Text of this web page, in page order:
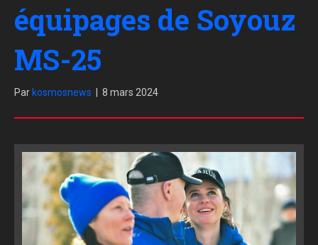
équipages de Soyouz
MS-25
Par kosmosnews 8 mars 2024